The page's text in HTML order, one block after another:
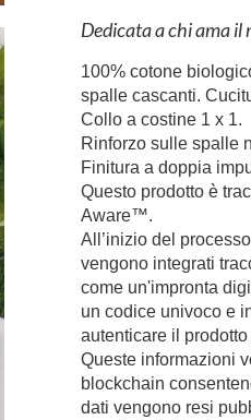
Dedicata a chi ama il
100% cotone
spalle cascanti.
Collo a costine 1 x 1.
Rinforzo sulle spalle
Finitura a doppia
Questo prodotto è
Aware™.
All’inizio del
vengono integrati
come un'impronta
un codice univoco e
autenticare il
Queste informazioni
blockchain
dati vengono resi